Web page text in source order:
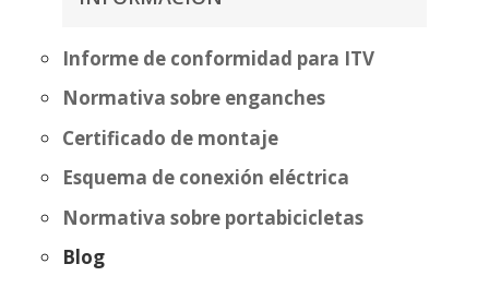
Informe de conformidad para ITV
Normativa sobre enganches
Certificado de montaje
Esquema de conexión eléctrica
Normativa sobre portabicicletas
Blog